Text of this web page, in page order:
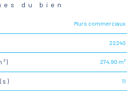
du bien
Murs commerciaux
22240
274,90 m²
11